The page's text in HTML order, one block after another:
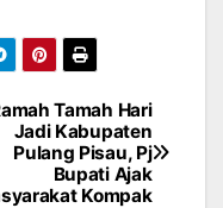
Tamah Hari
Jadi Kabupaten
Pulang Pisau, Pj
Bupati Ajak
Kompak